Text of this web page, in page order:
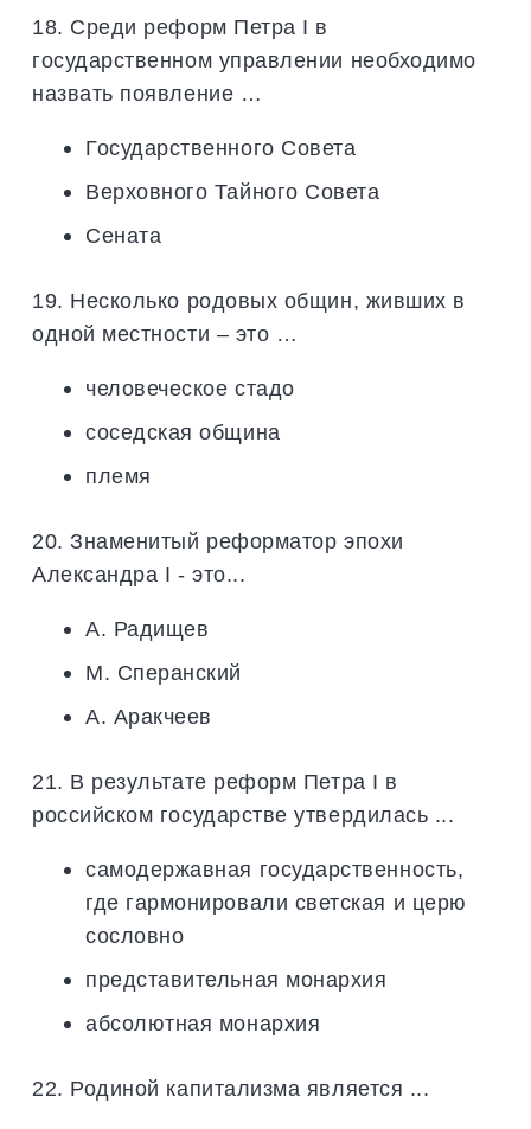
18. Среди реформ Петра I в
государственном управлении необходимо
назвать появление …
Государственного Совета
Верховного Тайного Совета
Сената
19. Несколько родовых общин, живших в
одной местности – это …
человеческое стадо
соседская община
племя
20. Знаменитый реформатор эпохи
Александра I - это...
А. Радищев
М. Сперанский
А. Аракчеев
21. В результате реформ Петра I в
российском государстве утвердилась ...
самодержавная государственность,
где гармонировали светская и церю
сословно
представительная монархия
абсолютная монархия
22. Родиной капитализма является ...